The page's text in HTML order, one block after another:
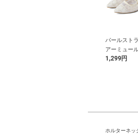
パールスト
アーミュー
ル
1,299円
ホルターネッ